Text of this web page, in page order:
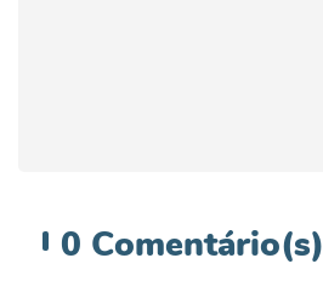
0 Comentário(s)